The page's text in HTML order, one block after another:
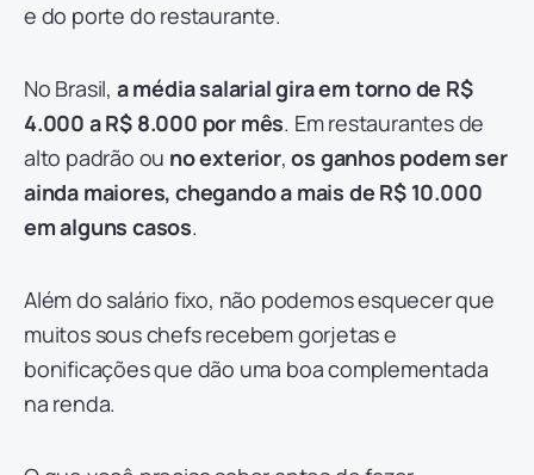
e do porte do restaurante.
No Brasil, a média salarial gira em torno de R$
4.000 a R$ 8.000 por mês. Em restaurantes de
alto padrão ou no exterior,os ganhos podem ser
ainda maiores, chegando a mais de R$ 10.000
em alguns casos.
Além do salário fixo, não podemos esquecer que
muitos sous chefs recebem gorjetas e
bonificações que dão uma boa complementada
na renda.